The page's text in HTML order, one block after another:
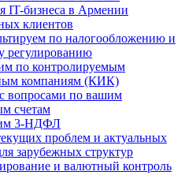
IT-бизнеса в Армении
клиентов
по налогообложению и
регулированию
по контролируемым
компаниям (КИК)
вопросами по вашим
счетам
3-НДФЛ
проблем и актуальных
зарубежных структур
и валютный контроль